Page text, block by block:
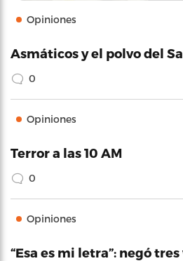
Opiniones
Asmáticos y el polvo del
0
Opiniones
Terror a las 10 AM
0
Opiniones
“Esa es mi letra”: negó